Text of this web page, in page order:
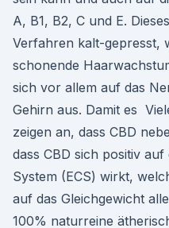
A, B1, B2, C und E.
Verfahren kalt-gepresst,
schonende
sich vor allem auf das
Gehirn aus. Damit es
zeigen an, dass CBD
dass CBD sich positiv
System (ECS) wirkt,
auf das Gleichgewicht
100% naturreine